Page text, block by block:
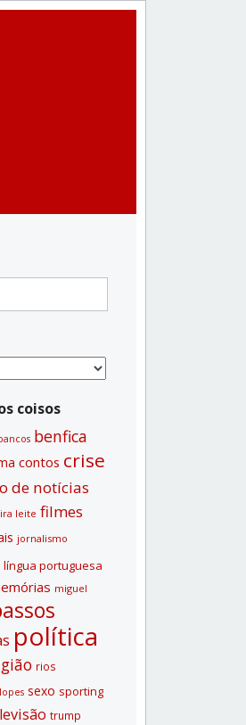
coisos
benfica
contos crise
de notí­cias
leite filmes
jornalismo
lí­ngua portuguesa
miguel
polí­tica
rios
sexo sporting
trump